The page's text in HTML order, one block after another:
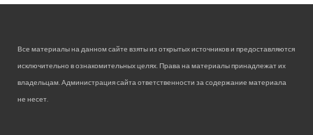
Все материалы на данном сайте взяты из открытых источников и предоставляются
исключительно в ознакомительных целях. Права на материалы принадлежат их
владельцам. Администрация сайта ответственности за содержание материала
не несет.